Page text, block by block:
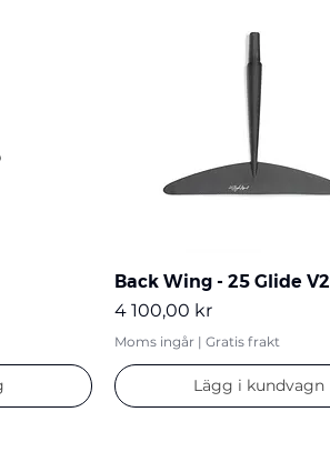
Back Wing - 25 Glide V2
Pris
4 100,00 kr
Moms ingår | Gratis frakt
Lägg i kundvagn